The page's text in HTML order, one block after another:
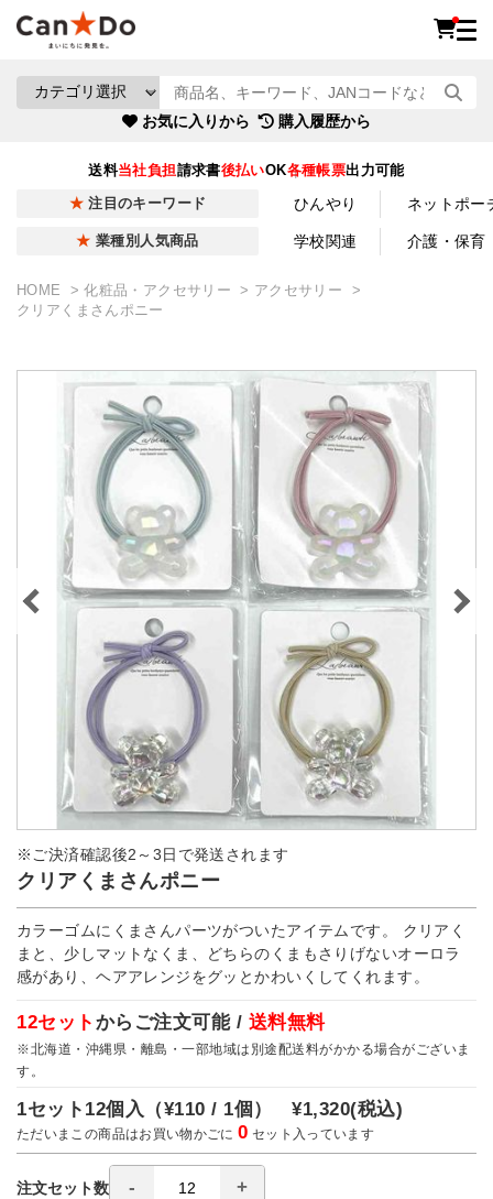
お気に入りから 購入履歴から
送料当社負担請求書後払いOK各種帳票出力可能
注目のキーワード ひんやり ネットポー
業種別人気商品 学校関連 介護・保育
HOME 化粧品・アクセサリー
アクセサリー
クリアくまさんポニー
※ご決済確認後2～3日で発送されます
クリアくまさんポニー
カラーゴムにくまさんパーツがついたアイテムです。 クリアく
まと、少しマットなくま、どちらのくまもさりげないオーロラ
感があり、ヘアアレンジをグッとかわいくしてくれます。
12セット からご注文可能 / 送料無料
※北海道・沖縄県・離島・一部地域は別途配送料がかかる場合がございま
す。
1セット12個入（¥110 / 1個）¥1,320(税込)
ただいまこの商品はお買い物かごに0 セット入っています
注文セット数